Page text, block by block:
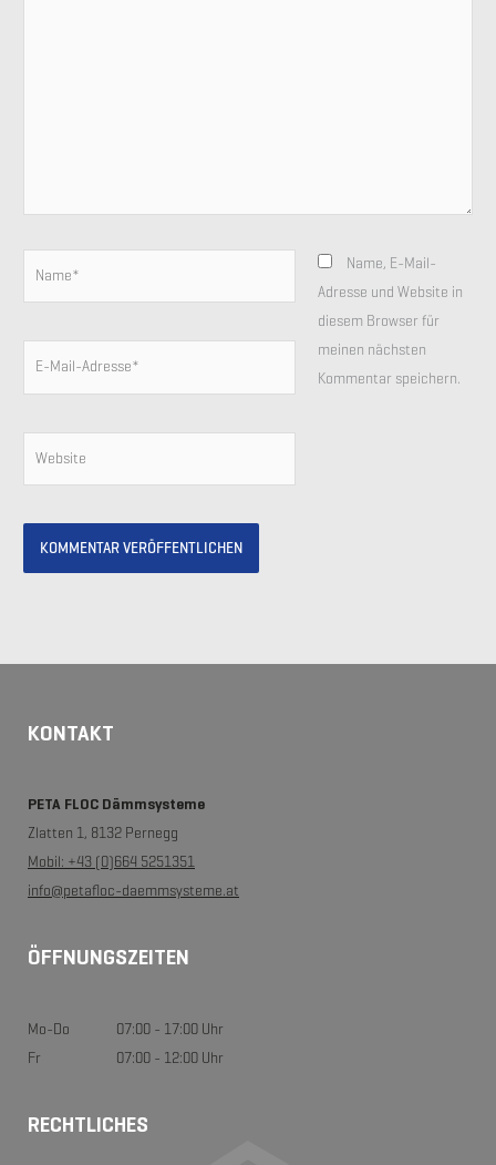
Name, E-Mail-
Adresse und Website in
diesem Browser für
meinen nächsten
Kommentar speichern.
KONTAKT
PETA FLOC Dämmsysteme
Zlatten 1, 8132 Pernegg
Mobil: +43 (0)664 5251351
info@petafloc-daemmsysteme.at
ÖFFNUNGSZEITEN
Mo-Do
Fr
07:00 - 17:00 Uhr
07:00 - 12:00 Uhr
RECHTLICHES